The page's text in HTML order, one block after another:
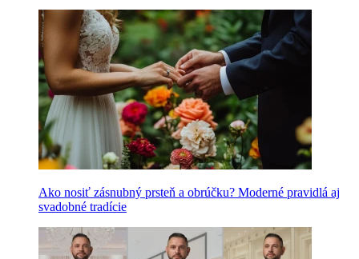
Ako nosiť zásnubný prsteň a obrúčku? Moderné pravidlá aj
svadobné tradície